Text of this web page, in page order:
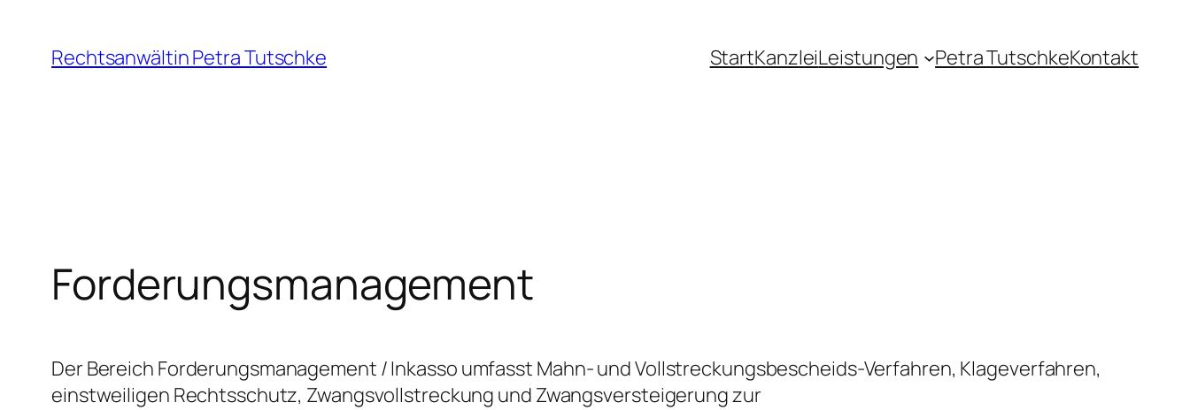
Inhalt
springen
Rechtsanwältin Petra Tutschke StartKanzleiLeistungen Petra TutschkeKontakt
Forderungsmanagement
Der Bereich Forderungsmanagement / Inkasso umfasst Mahn- und Vollstreckungsbescheids-Verfahren, Klageverfahren,
einstweiligen Rechtsschutz, Zwangsvollstreckung und Zwangsversteigerung zur